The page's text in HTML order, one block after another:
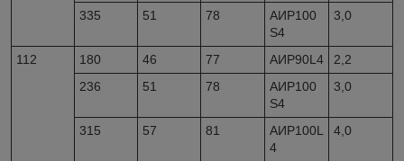
335
51 78
АИР100
S4
3,0
112 180 46 77 АИР90L4
2,2
236
51 78
АИР100
S4
3,0
315 57 81
АИР100L
4
4,0